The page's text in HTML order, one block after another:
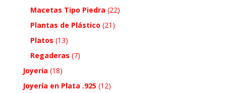
Macetas Tipo Piedra (22)
Plantas de Plástico (21)
Platos (13)
Regaderas (7)
Joyeria (18)
Joyería en Plata .925 (12)